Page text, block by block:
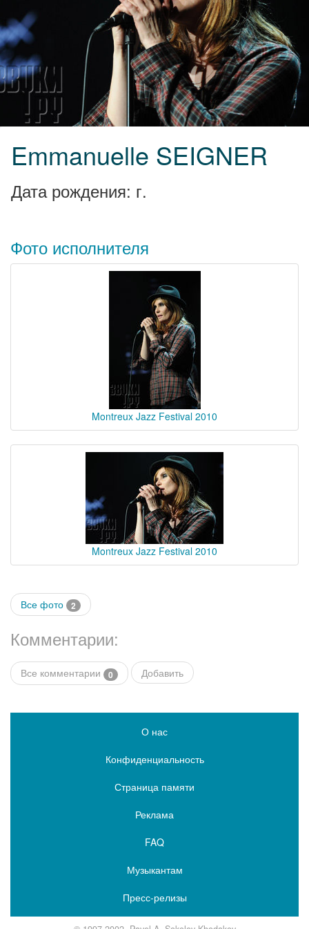
Emmanuelle SEIGNER
Дата рождения: г.
Фото исполнителя
Montreux Jazz Festival 2010
Montreux Jazz Festival 2010
Все фото 2
Комментарии:
Все комментарии 0 Добавить
О нас
Конфиденциальность
Страница памяти
Реклама
FAQ
Музыкантам
Пресс-релизы